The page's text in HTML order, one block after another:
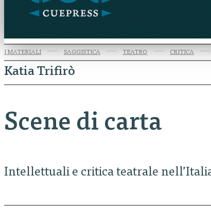
I MATERIALI SAGGISTICA TEATRO CRITICA
Katia Trifirò
Scene di carta
Intellettuali e critica teatrale